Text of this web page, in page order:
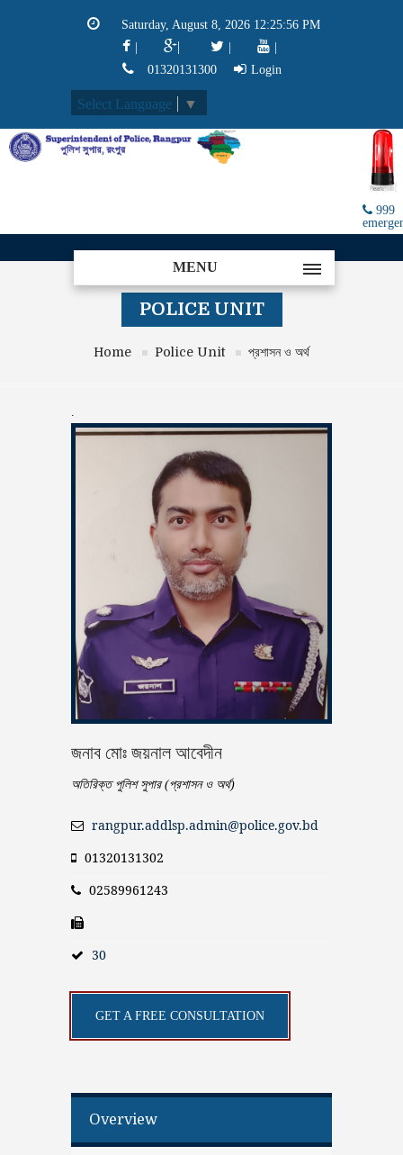
Saturday, August 8, 2026 12:25:56 PM
|
01320131300
Login
Select Language ▼
999
MENU
POLICE UNIT
Home Police Unit প্রশাসন ও অর্থ
জনাব মোঃ জয়নাল আবেদীন
অতিরিক্ত পুলিশ সুপার (প্রশাসন ও অর্থ)
rangpur.addlsp.admin@police.gov.bd
01320131302
02589961243
30
GET A FREE CONSULTATION
Overview